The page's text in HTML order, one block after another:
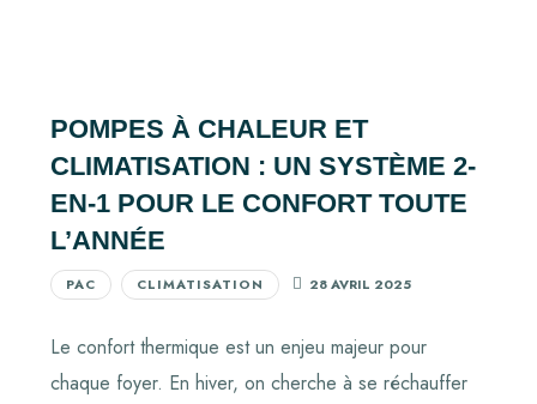
POMPES À CHALEUR ET
CLIMATISATION : UN SYSTÈME 2-
EN-1 POUR LE CONFORT TOUTE
L’ANNÉE
PAC CLIMATISATION 28 AVRIL 2025
Le confort thermique est un enjeu majeur pour
chaque foyer. En hiver, on cherche à se réchauffer